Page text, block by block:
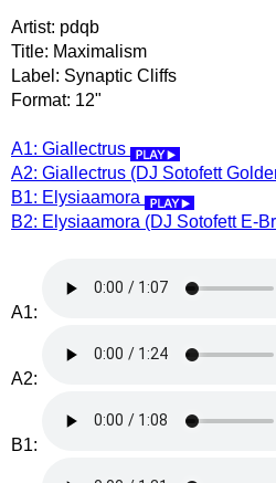
Artist: pdqb
Title: Maximalism
Label: Synaptic Cliffs
Format: 12"
A1: Giallectrus
A2: Giallectrus (DJ Sotofett
B1: Elysiaamora
B2: Elysiaamora (DJ Sotofett E-
A1:
A2:
B1: